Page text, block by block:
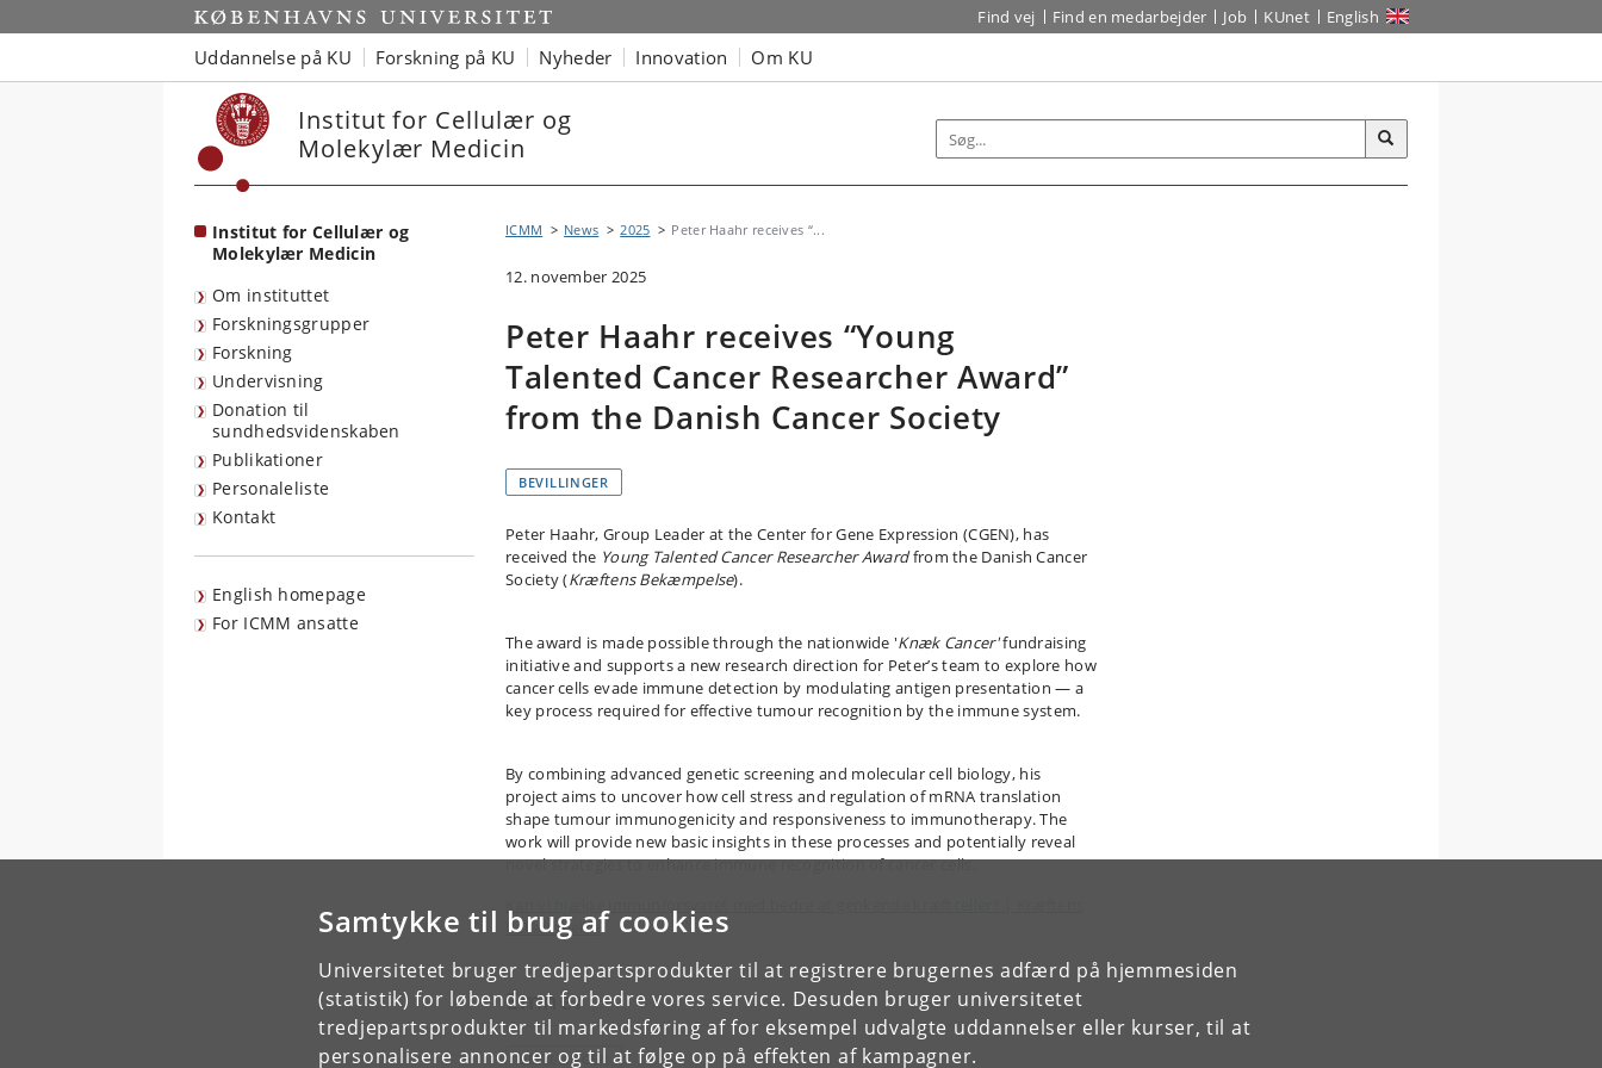
Samtykke til brug af cookies
Universitetet bruger tredjepartsprodukter til at registrere brugernes adfærd på hjemmesiden
(statistik) for løbende at forbedre vores service. Desuden bruger universitetet
tredjepartsprodukter til markedsføring af for eksempel udvalgte uddannelser eller kurser, til at
personalisere annoncer og til at følge op på effekten af kampagner.
Start Find vej Find en medarbejder Job KUnet English
Uddannelse på KU Forskning på KU Nyheder Innovation Om KU
Institut for Cellulær og
Molekylær Medicin
Institut for Cellulær og
Molekylær Medicin
Om instituttet
Forskningsgrupper
Forskning
Undervisning
Donation til
sundhedsvidenskaben
Publikationer
Personaleliste
Kontakt
English homepage
For ICMM ansatte
ICMM News 2025 Peter Haahr receives “...
12. november 2025
Peter Haahr receives “Young
Talented Cancer Researcher Award”
from the Danish Cancer Society
BEVILLINGER
Peter Haahr, Group Leader at the Center for Gene Expression (CGEN), has
received the Young Talented Cancer Researcher Awardfrom the Danish Cancer
Society (Kræftens Bekæmpelse).
The award is made possible through the nationwide 'Knæk Cancer'fundraising
initiative and supports a new research direction for Peter’s team to explore how
cancer cells evade immune detection by modulating antigen presentation — a
key process required for effective tumour recognition by the immune system.
By combining advanced genetic screening and molecular cell biology, his
project aims to uncover how cell stress and regulation of mRNA translation
shape tumour immunogenicity and responsiveness to immunotherapy. The
work will provide new basic insights in these processes and potentially reveal
novel strategies to enhance immune recognition of cancer cells.
Bekæmpelse
Emner
BEVILLINGER